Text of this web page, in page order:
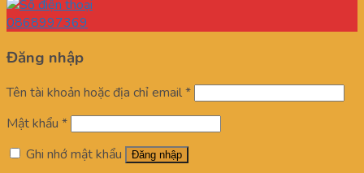
0868997369
Đăng nhập
Tên tài khoản hoặc địa chỉ email*
Mật khẩu *
Ghi nhớ mật khẩu
Đăng nhập